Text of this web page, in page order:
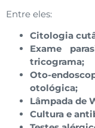
Entre eles:
Citologia
Exame
tricograma;
Oto-
otológica;
Lâmpada de
Cultura e